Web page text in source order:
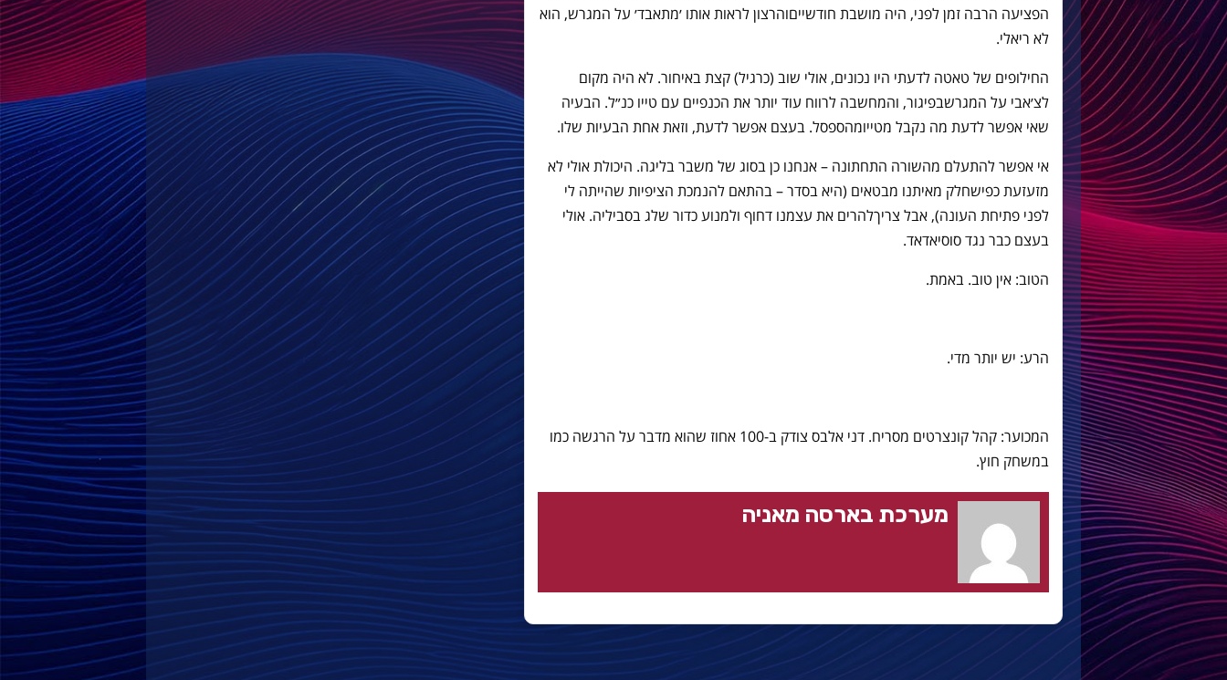
הפציעה הרבה זמן לפני, היה מושבת חודשייםוהרצון לראות אותו ׳מתאבד׳ על המגרש, הוא
לא ריאלי.
החילופים של טאטה לדעתי היו נכונים, אולי שוב (כרגיל)קצת באיחור. לא היה מקום
לצ׳אבי על המגרשבפיגור, והמחשבה לרווח עוד יותר את הכנפיים עם טייו כנ״ל. הבעיה
שאי אפשר לדעת מה נקבל מטייומהספסל. בעצם אפשר לדעת, וזאת אחת הבעיות שלו.
אי אפשר להתעלם מהשורה התחתונה –אנחנו כן בסוג של משבר בליגה. היכולת אולי לא
מזעזעת כפישחלק מאיתנו מבטאים (היא בסדר–בהתאם להנמכת הציפיות שהייתה לי
לפני פתיחת העונה), אבל צריךלהרים את עצמנו דחוף ולמנוע כדור שלג בסביליה. אולי
בעצם כבר נגד סוסיאדאד.
הטוב: אין טוב. באמת.
הרע: יש יותר מדי.
המכוער: קהל קונצרטים מסריח. דני אלבס צודק ב-100 אחוז שהוא מדבר על הרגשה כמו
במשחק חוץ.
מערכת בארסה מאניה